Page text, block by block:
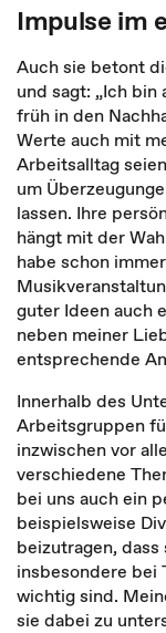
Impulse im
Auch sie betont
und sagt: „Ich
früh in den
Werte auch mit
Arbeitsalltag
um
lassen. Ihre
hängt mit der
habe schon
guter Ideen auch
neben meiner
entsprechende
Innerhalb des
Arbeitsgruppen
inzwischen vor
verschiedene
bei uns auch ein
beispielsweise
beizutragen,
insbesondere bei
wichtig sind.
sie dabei zu